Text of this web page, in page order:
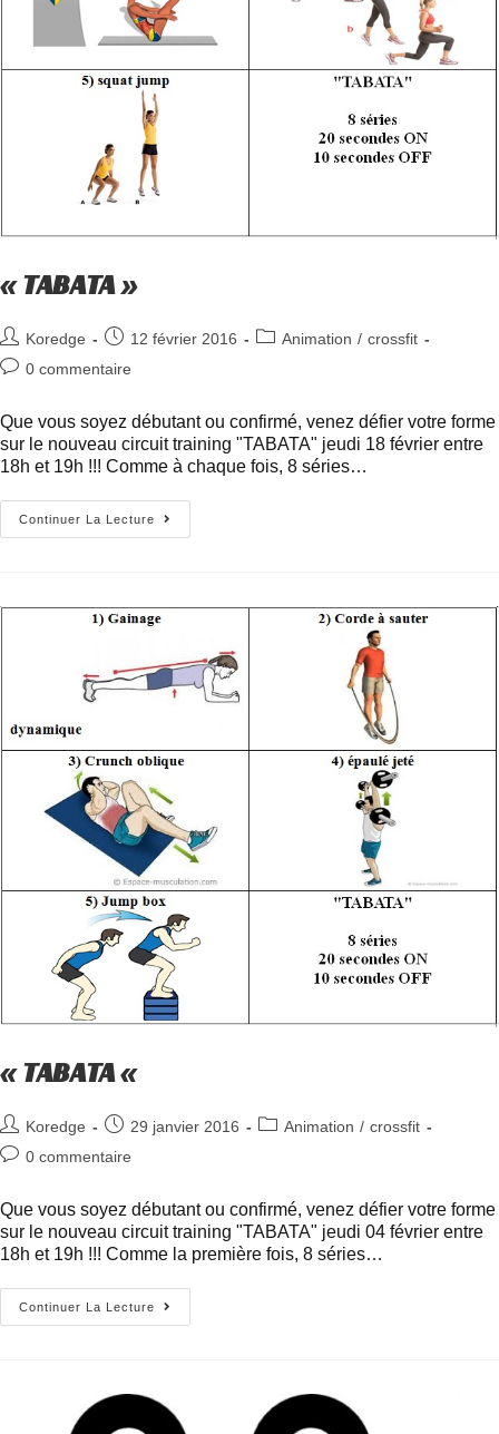
« TABATA »
Koredge 12 février 2016 Animation / crossfit
0 commentaire
Que vous soyez débutant ou confirmé, venez défier votre forme
sur le nouveau circuit training "TABATA" jeudi 18 février entre
18h et 19h !!! Comme à chaque fois, 8 séries…
Continuer La Lecture
« TABATA «
Koredge 29 janvier 2016 Animation / crossfit
0 commentaire
Que vous soyez débutant ou confirmé, venez défier votre forme
sur le nouveau circuit training "TABATA" jeudi 04 février entre
18h et 19h !!! Comme la première fois, 8 séries…
Continuer La Lecture